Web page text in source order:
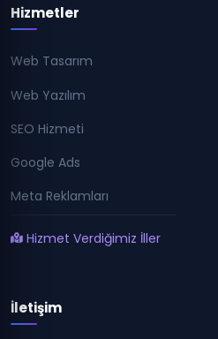
Hizmetler
Web Tasarım
Web Yazılım
SEO Hizmeti
Google Ads
Meta Reklamları
Hizmet Verdiğimiz İller
İletişim